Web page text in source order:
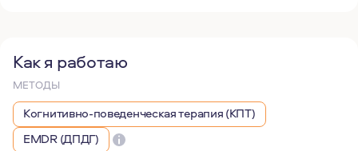
Как я работаю
МЕТОДЫ
Когнитивно-поведенческая терапия (КПТ)
EMDR (ДПДГ)